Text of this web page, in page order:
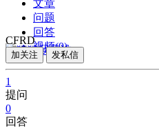
文章
问题
回答
视频(0)
CFRD
加关注 发私信
1
提问
0
回答